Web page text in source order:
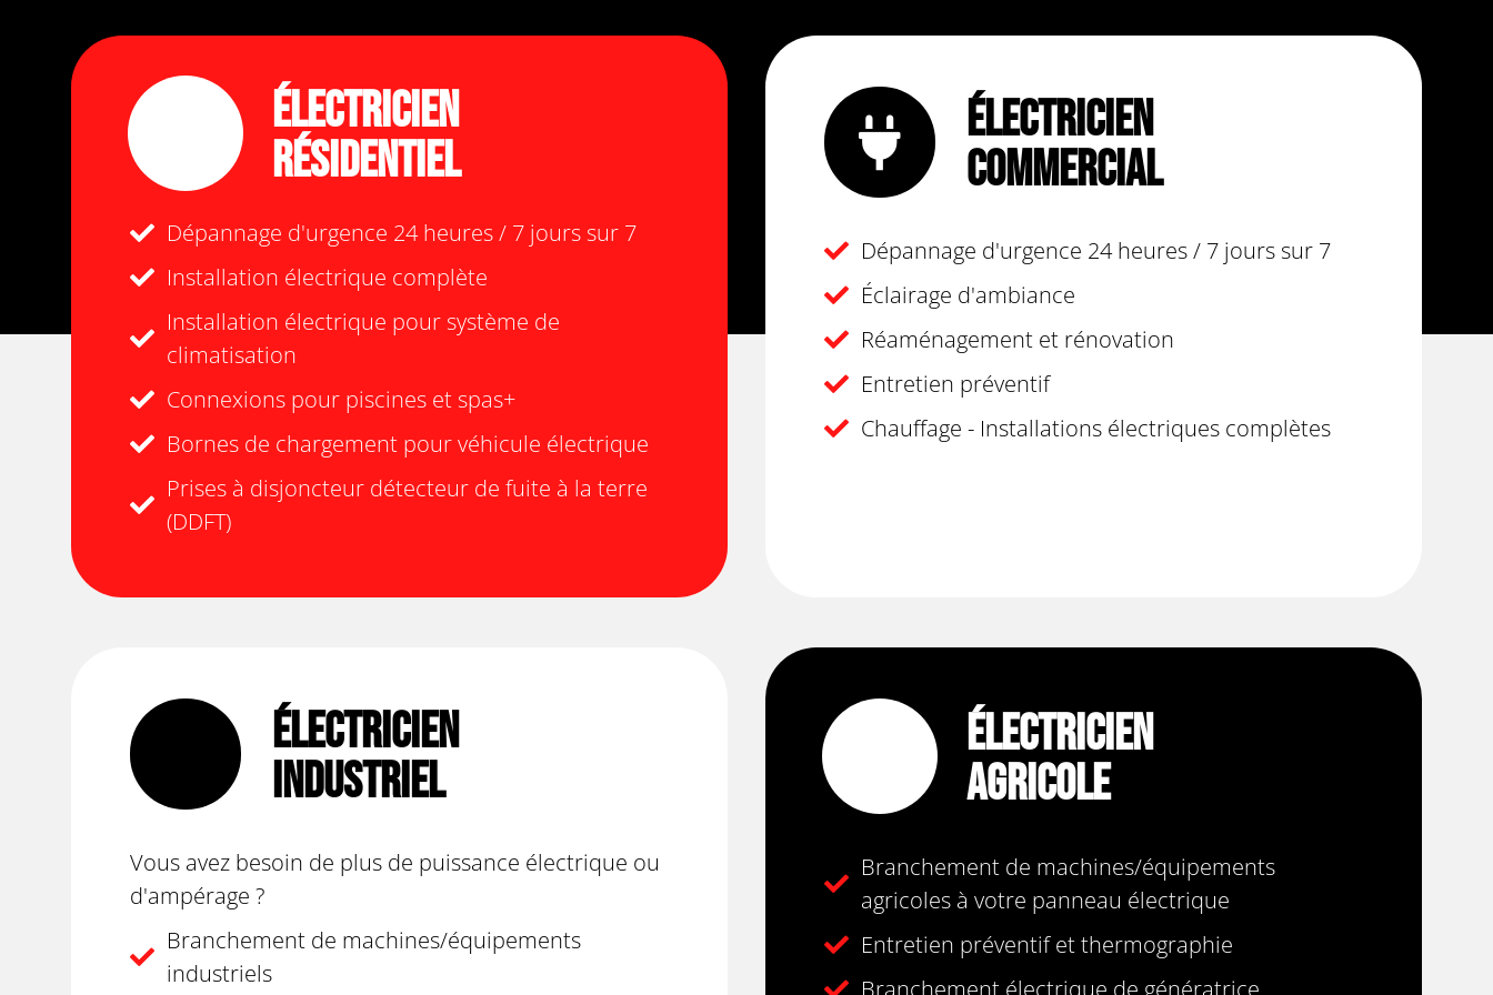
Électricien
Résidentiel
Dépannage d'urgence 24 heures / 7 jours sur 7
Installation électrique complète
Installation électrique pour système de
climatisation
Connexions pour piscines et spas+
Bornes de chargement pour véhicule électrique
Prises à disjoncteur détecteur de fuite à la terre
(DDFT)
Électricien
Commercial
Dépannage d'urgence 24 heures / 7 jours sur 7
Éclairage d'ambiance
Réaménagement et rénovation
Entretien préventif
Chauffage - Installations électriques complètes
Électricien
Industriel
Vous avez besoin de plus de puissance électrique ou
d'ampérage ?
Branchement de machines/équipements
industriels
Électricien
Agricole
Branchement de machines/équipements
agricoles à votre panneau électrique
Entretien préventif et thermographie